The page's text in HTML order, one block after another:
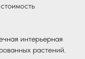
интерьерная
растений.